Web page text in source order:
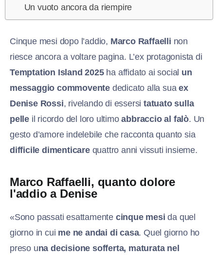
Un vuoto ancora da riempire
Cinque mesi dopo l’addio, Marco Raffaelli non
riesce ancora a voltare pagina. L’ex protagonista di
Temptation Island 2025ha affidato ai social un
messaggio commovente dedicato alla suaex
Denise Rossi, rivelando di essersitatuato sulla
pelle il ricordo del loro ultimoabbraccio al falò. Un
gesto d’amore indelebile che racconta quanto sia
difficile dimenticarequattro anni vissuti insieme.
Marco Raffaelli, quanto dolore
l'addio a Denise
«Sono passati esattamente cinque mesi da quel
giorno in cui me ne andai di casa. Quel giorno ho
preso una decisione sofferta, maturata nel